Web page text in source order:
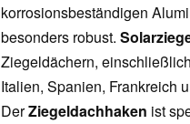
korrosionsbeständigen
besonders robust.
Ziegeldächern,
Italien, Spanien, Frankreich
DerZiegeldachhaken ist